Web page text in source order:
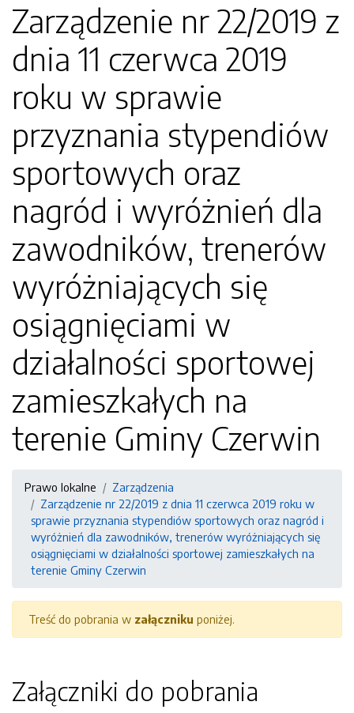
Zarządzenie nr 22/2019 z
dnia 11 czerwca 2019
roku w sprawie
przyznania stypendiów
sportowych oraz
nagród i wyróżnień dla
zawodników, trenerów
wyróżniających się
osiągnięciami w
działalności sportowej
zamieszkałych na
terenie Gminy Czerwin
Prawo lokalne
Zarządzenia
Zarządzenie nr 22/2019 z dnia 11 czerwca 2019 roku w
sprawie przyznania stypendiów sportowych oraz nagród i
wyróżnień dla zawodników, trenerów wyróżniających się
osiągnięciami w działalności sportowej zamieszkałych na
terenie Gminy Czerwin
Treść do pobrania w załączniku poniżej.
Załączniki do pobrania